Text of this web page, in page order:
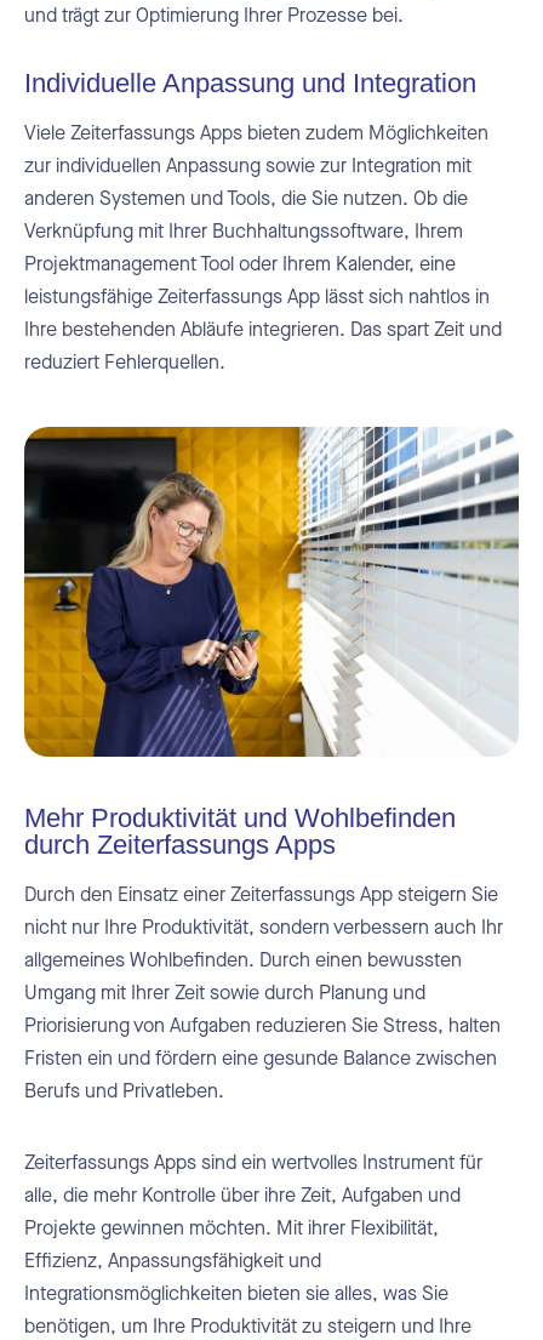
und trägt zur Optimierung Ihrer Prozesse bei.
Individuelle Anpassung und Integration
Viele Zeiterfassungs Apps bieten zudem Möglichkeiten
zur individuellen Anpassung sowie zur Integration mit
anderen Systemen und Tools, die Sie nutzen. Ob die
Verknüpfung mit Ihrer Buchhaltungssoftware, Ihrem
Projektmanagement Tool oder Ihrem Kalender, eine
leistungsfähige Zeiterfassungs App lässt sich nahtlos in
Ihre bestehenden Abläufe integrieren. Das spart Zeit und
reduziert Fehlerquellen.
Mehr Produktivität und Wohlbefinden
durch Zeiterfassungs Apps
Durch den Einsatz einer Zeiterfassungs App steigern Sie
nicht nur Ihre Produktivität, sondern verbessern auch Ihr
allgemeines Wohlbefinden. Durch einen bewussten
Umgang mit Ihrer Zeit sowie durch Planung und
Priorisierung von Aufgaben reduzieren Sie Stress, halten
Fristen ein und fördern eine gesunde Balance zwischen
Berufs und Privatleben.
Zeiterfassungs Apps sind ein wertvolles Instrument für
alle, die mehr Kontrolle über ihre Zeit, Aufgaben und
Projekte gewinnen möchten. Mit ihrer Flexibilität,
Effizienz, Anpassungsfähigkeit und
Integrationsmöglichkeiten bieten sie alles, was Sie
benötigen, um Ihre Produktivität zu steigern und Ihre